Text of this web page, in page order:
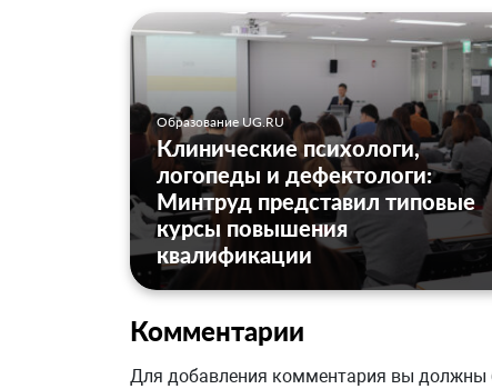
Образование UG.RU
Клинические психологи,
логопеды и дефектологи:
Минтруд представил типовые
курсы повышения
квалификации
Комментарии
Для добавления комментария вы должны